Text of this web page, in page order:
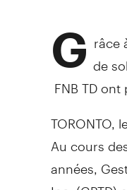
G râce
de
FNB TD
TORONTO,
Au cours
années,